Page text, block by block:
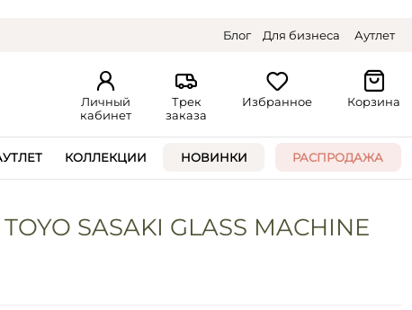
Блог Для бизнеса Аутлет
Личный
кабинет
Трек
заказа
Избранное Корзина
КОЛЛЕКЦИИ НОВИНКИ РАСПРОДАЖА
SASAKI GLASS MACHINE